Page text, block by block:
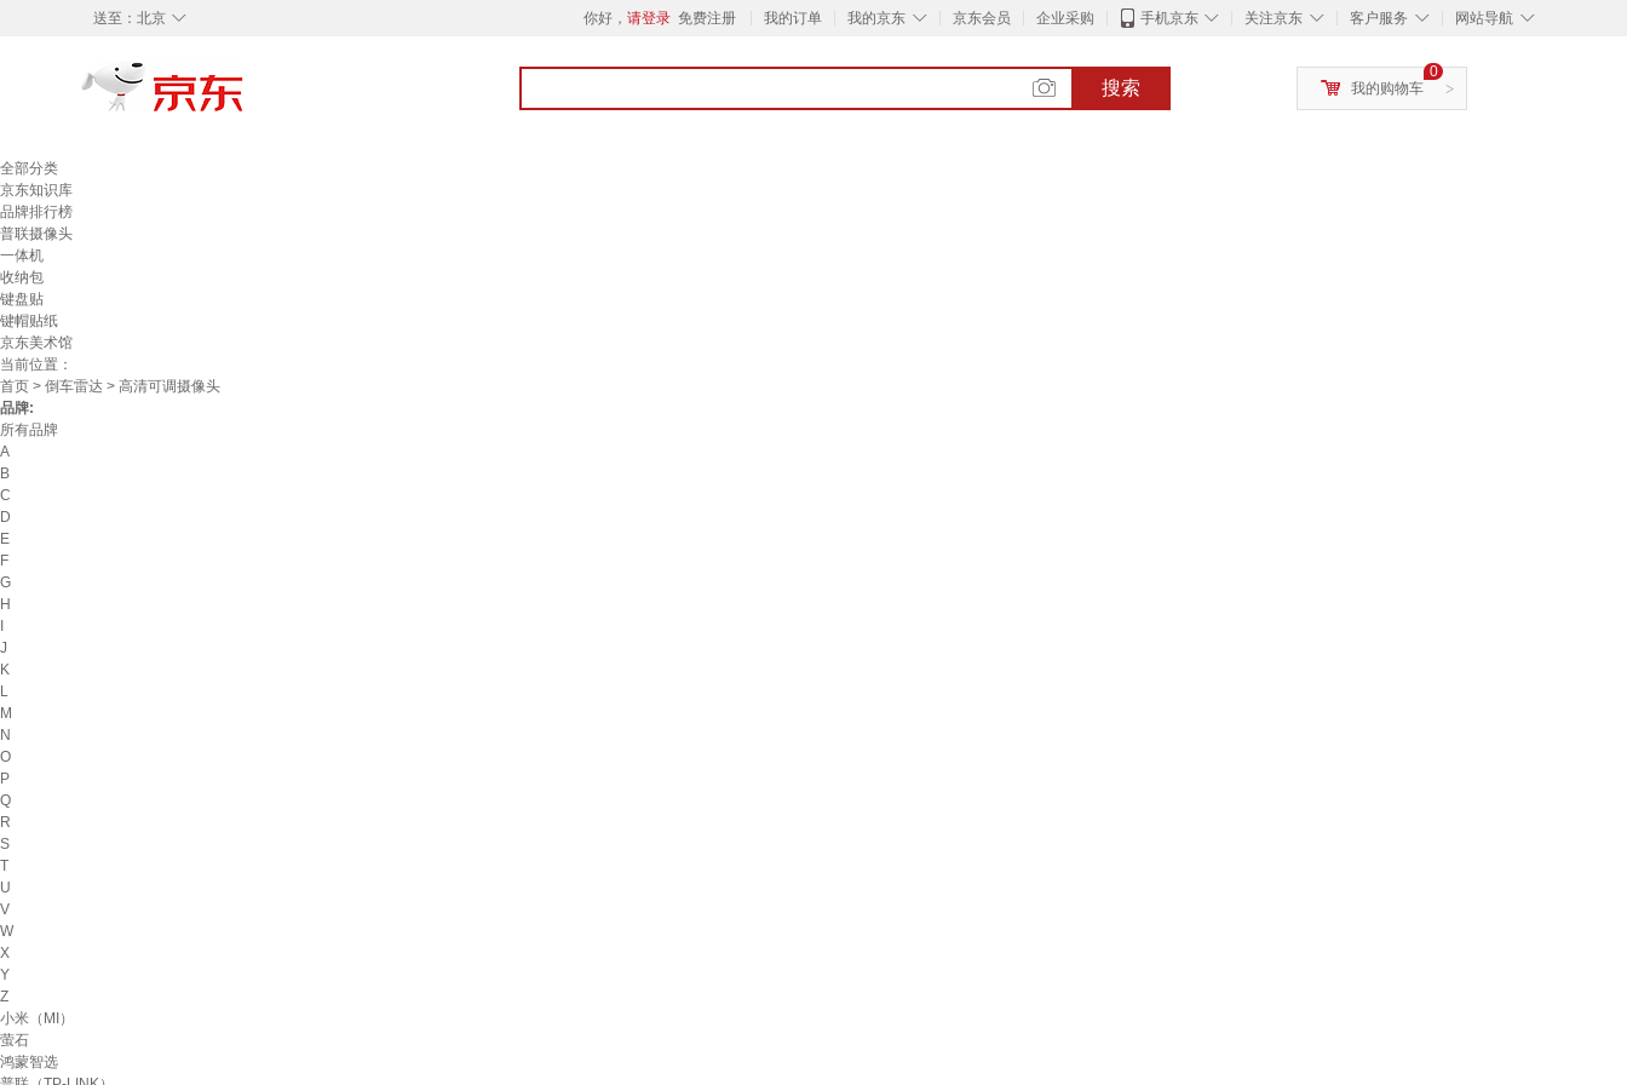
◇
送至： 北京 你好， 请登录 免费注册 我的订单 ◇
我的京东 京东会员 企业采购 ◇
手机京东 ◇
关注京东 ◇
客户服务 ◇
网站导航
搜索 >
0
我的购物车
全部分类
京东知识库
品牌排行榜
普联摄像头
一体机
收纳包
键盘贴
键帽贴纸
京东美术馆
当前位置：
首页 > 倒车雷达 > 高清可调摄像头
品牌:
所有品牌
A
B
C
D
E
F
G
H
J
K
L
M
N
O
P
Q
R
S
T
U
V
W
X
Y
Z
小米（MI）
萤石
鸿蒙智选